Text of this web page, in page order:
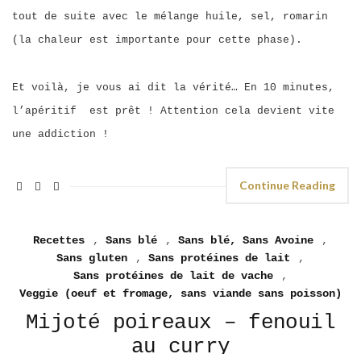
tout de suite avec le mélange huile, sel, romarin
(la chaleur est importante pour cette phase).
Et voilà, je vous ai dit la vérité… En 10 minutes,
l’apéritif est prêt ! Attention cela devient vite
une addiction !
Continue Reading
Recettes , Sans blé , Sans blé, Sans Avoine
,
Sans gluten
, Sans protéines de lait
,
Sans protéines de lait de vache
,
Veggie (oeuf et fromage, sans viande sans poisson)
Mijoté poireaux – fenouil
au curry